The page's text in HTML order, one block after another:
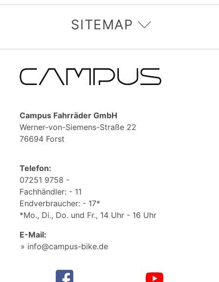
SITEMAP
Campus Fahrräder GmbH
Werner-von-Siemens-Straße 22
76694 Forst
Telefon:
07251 9758 -
Fachhändler: - 11
Endverbraucher: - 17*
*Mo., Di., Do. und Fr., 14 Uhr - 16 Uhr
E-Mail:
info@campus-bike.de